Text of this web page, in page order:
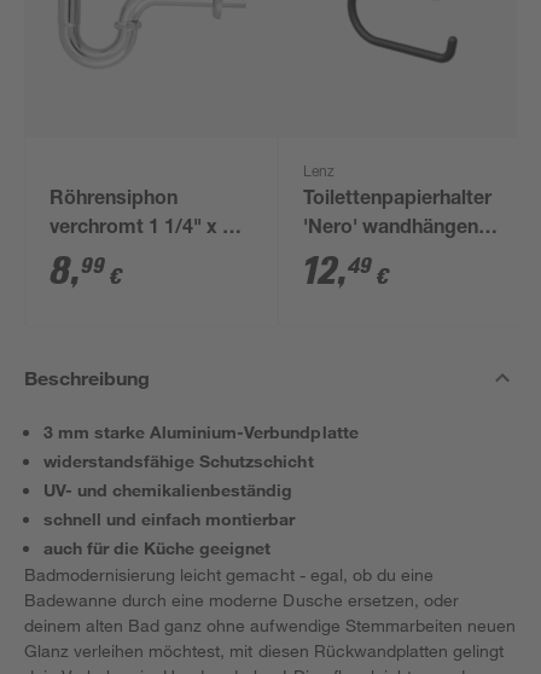
Röhrensiphon
verchromt 1 1/4" x 32
mm
8,99 €
Lenz
Toilettenpapierhalter
'Nero' wandhängend
schwarz
12,49 €
Beschreibung
3 mm starke Aluminium-Verbundplatte
widerstandsfähige Schutzschicht
UV- und chemikalienbeständig
schnell und einfach montierbar
auch für die Küche geeignet
Badmodernisierung leicht gemacht - egal, ob du eine
Badewanne durch eine moderne Dusche ersetzen, oder
deinem alten Bad ganz ohne aufwendige Stemmarbeiten neuen
Glanz verleihen möchtest, mit diesen Rückwandplatten gelingt